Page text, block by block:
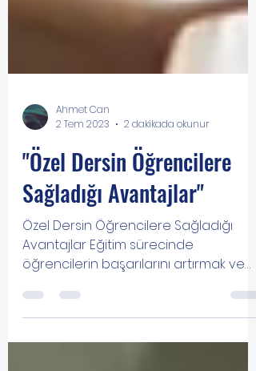
2 Tem 2023
2 dakikada okunur
"Özel Dersin Öğrencilere
Sağladığı Avantajlar"
Özel Dersin Öğrencilere Sağladığı
öğrencilerin başarılarını artırmak ve
hedeflerine ulaşmalarını sağlamak...